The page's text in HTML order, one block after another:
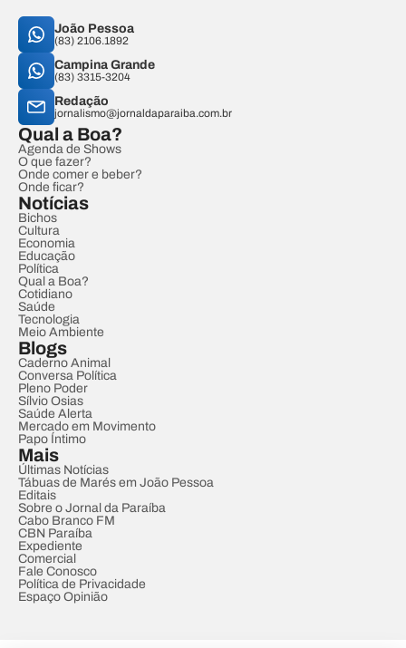
João Pessoa
(83) 2106.1892
Campina Grande
(83) 3315-3204
Redação
jornalismo@jornaldaparaiba.com.br
Qual a Boa?
Agenda de Shows
O que fazer?
Onde comer e beber?
Onde ficar?
Notícias
Bichos
Cultura
Economia
Educação
Política
Qual a Boa?
Cotidiano
Saúde
Tecnologia
Meio Ambiente
Blogs
Caderno Animal
Conversa Política
Pleno Poder
Sílvio Osias
Saúde Alerta
Mercado em Movimento
Papo Íntimo
Mais
Últimas Notícias
Tábuas de Marés em João Pessoa
Editais
Sobre o Jornal da Paraíba
Cabo Branco FM
CBN Paraíba
Expediente
Comercial
Fale Conosco
Política de Privacidade
Espaço Opinião